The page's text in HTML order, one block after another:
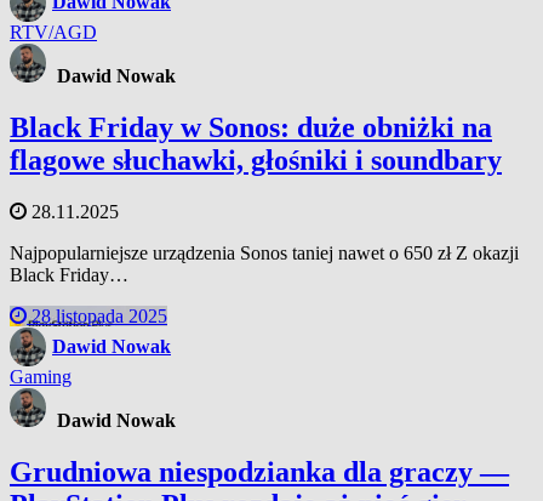
RTV/AGD
Dawid Nowak
Black Friday w Sonos: duże obniżki na
flagowe słuchawki, głośniki i soundbary
28.11.2025
Najpopularniejsze urządzenia Sonos taniej nawet o 650 zł Z okazji
Black Friday…
28 listopada 2025
Dawid Nowak
Gaming
Dawid Nowak
Grudniowa niespodzianka dla graczy —